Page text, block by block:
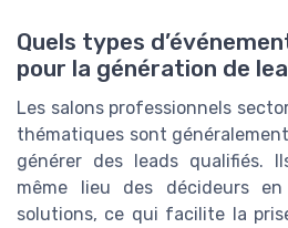
Quels types
pour la génération de
Les salons professionnels
thématiques sont
générer des leads qualifiés.
même lieu des décideurs
solutions, ce qui facilite la